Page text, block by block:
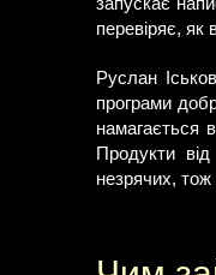
перевіряє, як
Руслан
програми
намагається
Продукти
незрячих,